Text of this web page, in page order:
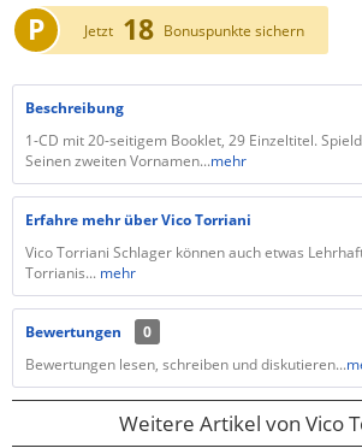
P Jetzt 18 Bonuspunkte sichern
Beschreibung
1-CD mit 20-seitigem Booklet, 29 Einzeltitel.
Seinen zweiten Vornamen...mehr
Erfahre mehr über Vico Torriani
Vico Torriani Schlager können auch etwas
Torrianis... mehr
Bewertungen
0
Bewertungen lesen, schreiben und diskutieren...
Weitere Artikel von Vico